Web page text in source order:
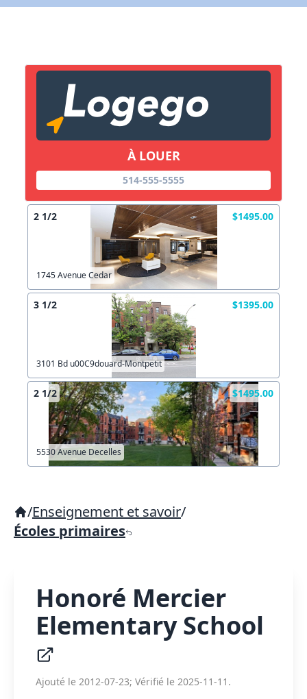
À LOUER
514-555-5555
2 1/2 $1495.00
1745 Avenue Cedar
3 1/2 $1395.00
3101 Bd u00C9douard-Montpetit
2 1/2 $1495.00
5530 Avenue Decelles
/Enseignement et savoir/
Écoles primaires
Honoré Mercier
Elementary School
Ajouté le 2012-07-23; Vérifié le 2025-11-11.
X Fermer
Lien vers inscription (sera inclus dans courriel)
X Fermer Envoyez